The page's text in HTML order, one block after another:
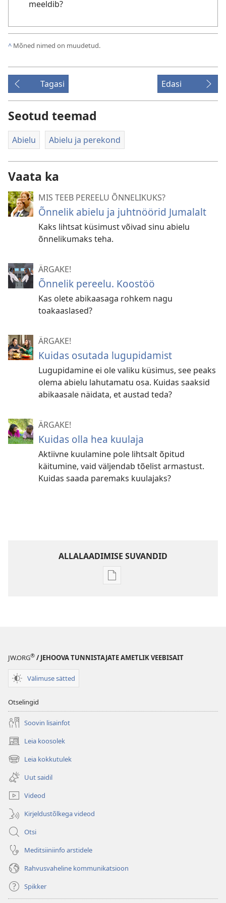
meeldib?
^ Mõned nimed on muudetud.
Tagasi Edasi
Seotud teemad
Abielu Abielu ja perekond
Vaata ka
MIS TEEB PEREELU ÕNNELIKUKS?
Õnnelik abielu ja juhtnöörid Jumalalt
Kaks lihtsat küsimust võivad sinu abielu
õnnelikumaks teha.
ÄRGAKE!
Õnnelik pereelu. Koostöö
Kas olete abikaasaga rohkem nagu
toakaaslased?
ÄRGAKE!
Kuidas osutada lugupidamist
Lugupidamine ei ole valiku küsimus, see peaks
olema abielu lahutamatu osa. Kuidas saaksid
abikaasale näidata, et austad teda?
ÄRGAKE!
Kuidas olla hea kuulaja
Aktiivne kuulamine pole lihtsalt õpitud
käitumine, vaid väljendab tõelist armastust.
Kuidas saada paremaks kuulajaks?
ALLALAADIMISE SUVANDID
Väljaannete
JW.ORG® / JEHOOVA TUNNISTAJATE AMETLIK VEEBISAIT
Välimuse sätted
Otselingid
Soovin lisainfot
Leia koosolek
(avab
uue
akna)
Leia kokkutulek
(avab
uue
akna)
Uut saidil
Videod
Kirjeldustõlkega videod
Otsi
Meditsiiniinfo arstidele
Rahvusvaheline kommunikatsioon
Spikker